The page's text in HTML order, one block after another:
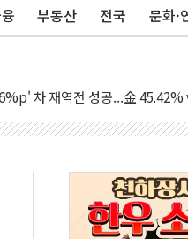
부동산 전국 문화·
입…고수온 양식장 복구·지원 '
차 재역전 성공...金 45.42%
과 발표...김민석 47.75% 정청
표...김민석 45.09% 정청래